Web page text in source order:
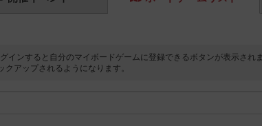
インすると自分のマイボードゲームに登録できるボタンが表示され
アップされるようになります。